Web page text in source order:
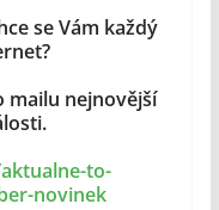
se Vám každý
mailu nejnovější
to-
novinek